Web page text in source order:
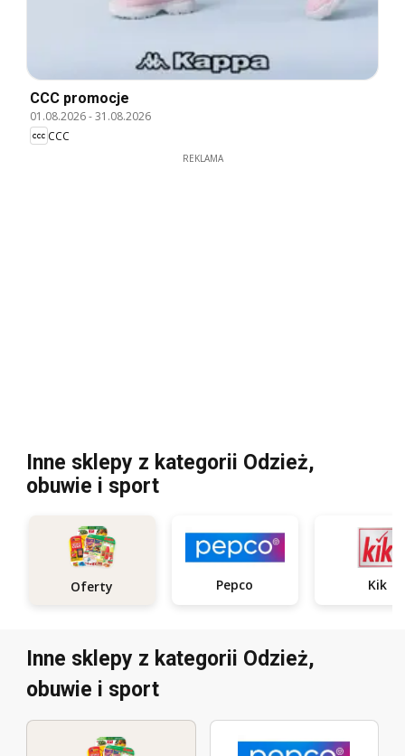
CCC promocje
01.08.2026-31.08.2026
CCC
REKLAMA
Inne sklepy z kategorii Odzież,
obuwie i sport
Oferty Pepco Kik
Inne sklepy z kategorii Odzież,
obuwie i sport